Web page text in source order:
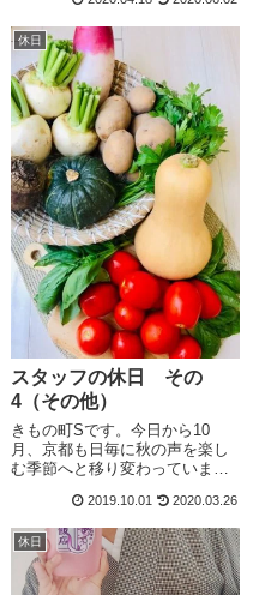
少し暑くなると、裏生地のな
い、少し涼しく過ごせる単衣着
物を着るようになります。そし
てこの単衣着物を着てよいとさ
れるのが５月６月９月！そして
そして、きもの町はその単衣着
物もオリジナルでご用意して待
っておりましたのでご紹介しま
す！
休日
スタッフの休日 その
4（その他）
きもの町Sです。今日から10
月、京都も日毎に秋の声を楽し
む季節へと移り変わっていま
よいものですね・・・そんなあ
る日、私の元へ小さな秋が届き
ました。ちょっぴり珍しいお野
菜達ビーツ・バターナッツ・イ
タリアンパセリ・か...
2019.10.01 2020.03.26
休日